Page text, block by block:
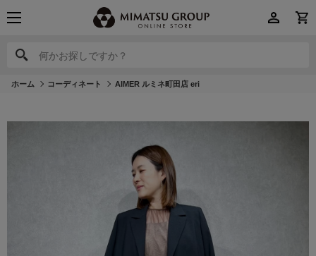
何かお探しですか？
何かお探しですか？
ホーム コーディネート AIMER ルミネ町田店 eri